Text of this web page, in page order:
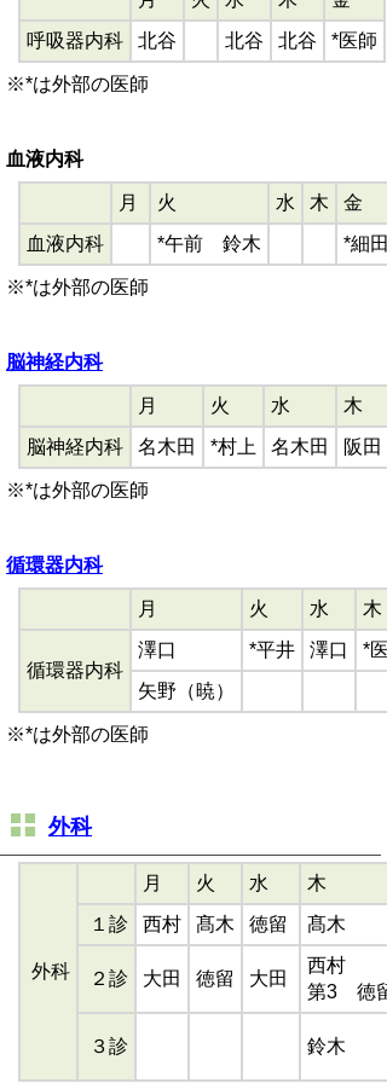
呼吸器内科
北谷 北谷 北谷 *医師
※*は外部の医師
血液内科
月 火 水 木
金
血液内科
*午前 鈴木 *細田
※*は外部の医師
脳神経内科
月 火 水
木
脳神経内科
名木田 *村上 名木田 阪田
※*は外部の医師
循環器内科
月 火 水 木
循環器内科
澤口 *平井 澤口
*医
矢野（暁）
※*は外部の医師
外科
外科
月 火 水
木
１診
西村 髙木 徳留 髙木
２診 大田 徳留 大田
西村
第3 徳留
３診 鈴木